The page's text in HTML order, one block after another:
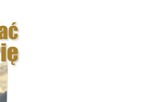
pewnością mogę polecić usługi